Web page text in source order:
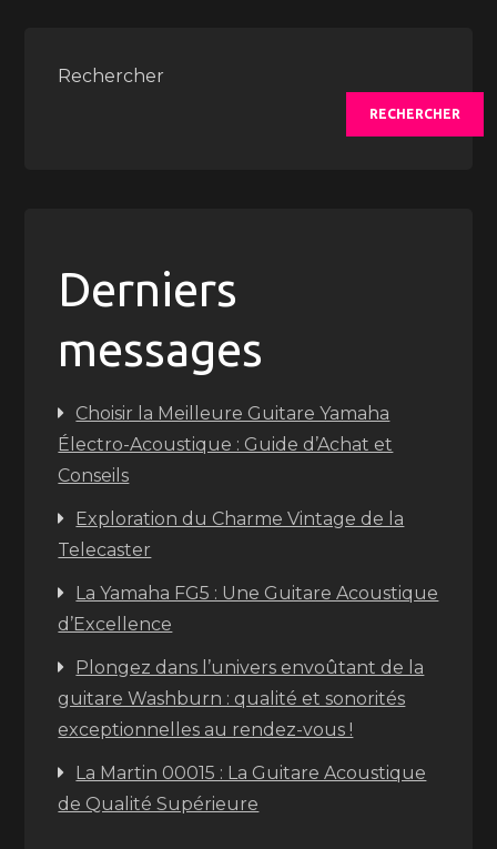
Rechercher
RECHERCHER
Derniers
messages
Choisir la Meilleure Guitare Yamaha
Électro-Acoustique : Guide d’Achat et
Conseils
Exploration du Charme Vintage de la
Telecaster
La Yamaha FG5 : Une Guitare Acoustique
d’Excellence
Plongez dans l’univers envoûtant de la
guitare Washburn : qualité et sonorités
exceptionnelles au rendez-vous !
La Martin 00015 : La Guitare Acoustique
de Qualité Supérieure